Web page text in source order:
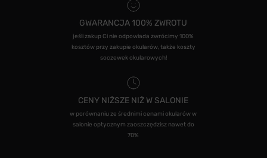
GWARANCJA 100% ZWROTU
jeśli zakup Ci nie odpowiada zwrócimy 100%
kosztów przy zakupie okularów, także koszty
soczewek okularowych!
CENY NIŻSZE NIŻ W SALONIE
w porównaniu ze średnimi cenami okularów w
salonie optycznym zaoszczędzisz nawet do
70%